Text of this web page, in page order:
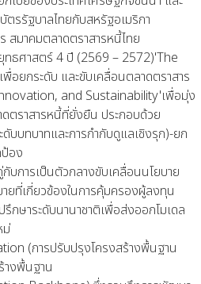
รรัฐบาลไทยกับสหรัฐอเมริกา
มาคมตลาดตราสารหนี้ไทย
ทธศาสตร์ 4 ปี (2569 – 2572)'The
ยกระดับ และขับเคลื่อนตลาดตราสาร
and Sustainability'เพื่อมุ่ง
ดตราสารหนี้ที่ยั่งยืน ประกอบด้วย
บบทบาทและการกำกับดูแลเชิงรุก)-ยก
อง
การเป็นตัวกลางขับเคลื่อนนโยบาย
ยที่เกี่ยวข้องในการคุ้มครองผู้ลงทุน
กษาระดับนานาชาติเพื่อส่งออกโมเดล
ม่
(การปรับปรุงโครงสร้างพื้นฐาน
างพื้นฐาน